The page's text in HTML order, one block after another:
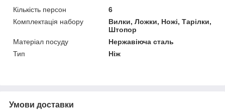
Кількість персон
6
Комплектація набору
Вилки, Ложки, Ножі, Тарілки,
Штопор
Матеріал посуду
Нержавіюча сталь
Тип
Ніж
Умови доставки